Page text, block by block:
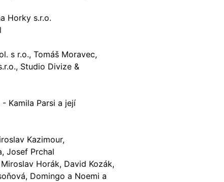
Horky s.r.o.
s r.o., Tomáš Moravec,
Studio Divize &
- Kamila Parsi a její
Kazimour,
Josef Prchal
Horák, David Kozák,
Domingo a Noemi a